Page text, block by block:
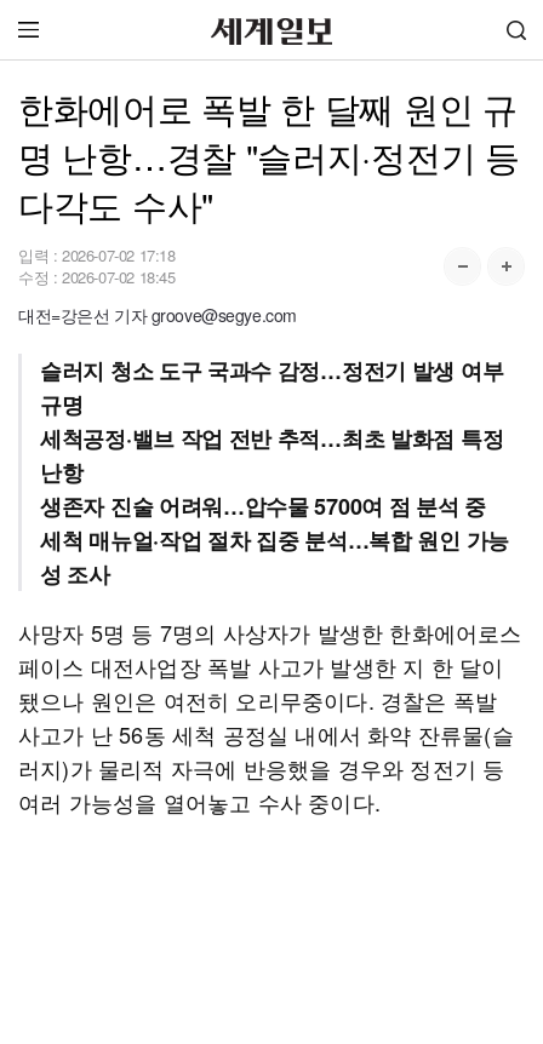
한화에어로 폭발 한 달째 원인 규
명 난항…경찰 "슬러지·정전기 등
다각도 수사"
입력 : 2026-07-02 17:18
수정 : 2026-07-02 18:45
대전=강은선 기자 groove@segye.com
슬러지 청소 도구 국과수 감정…정전기 발생 여부
규명
세척공정·밸브 작업 전반 추적…최초 발화점 특정
난항
생존자 진술 어려워…압수물 5700여 점 분석 중
세척 매뉴얼·작업 절차 집중 분석…복합 원인 가능
성 조사
사망자 5명 등 7명의 사상자가 발생한 한화에어로스
페이스 대전사업장 폭발 사고가 발생한 지 한 달이
됐으나 원인은 여전히 오리무중이다. 경찰은 폭발
사고가 난 56동 세척 공정실 내에서 화약 잔류물(슬
러지)가 물리적 자극에 반응했을 경우와 정전기 등
여러 가능성을 열어놓고 수사 중이다.